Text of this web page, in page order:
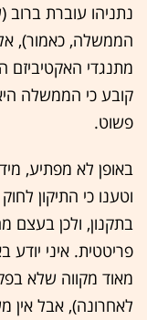
נתניהו עוברת
הממשלה, כאמור),
מתנגדי האקטיביזם
קובע כי הממשלה
פשוט.
באופן לא מפתיע,
וטענו כי התיקון
בתקנון, ולכן
פריטטית. איני
מאוד מקווה שלא
לאחרונה), אבל אין